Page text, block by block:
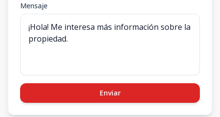
Mensaje
Enviar